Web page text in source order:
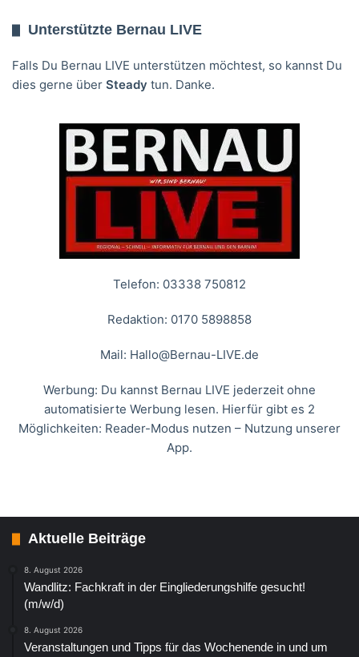
Unterstützte Bernau LIVE
Falls Du Bernau LIVE unterstützen möchtest, so kannst Du
dies gerne über Steady tun. Danke.
Telefon: 03338 750812
Redaktion: 0170 5898858
Mail: Hallo@Bernau-LIVE.de
Werbung: Du kannst Bernau LIVE jederzeit ohne
automatisierte Werbung lesen. Hierfür gibt es 2
Möglichkeiten: Reader-Modus nutzen – Nutzung unserer
App.
Aktuelle Beiträge
8. August 2026
Wandlitz: Fachkraft in der Eingliederungshilfe gesucht!
(m/w/d)
8. August 2026
Veranstaltungen und Tipps für das Wochenende in und um